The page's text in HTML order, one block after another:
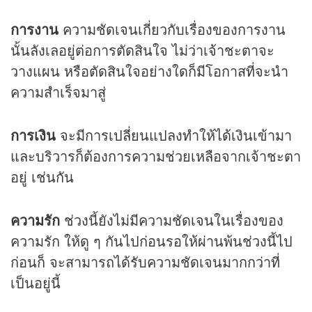
การงาน ความชัดเจนเกี่ยวกับเรื่องของการงาน
นั้นลังเลอยู่ต่อการตัดสินใจ ไม่ว่าเจ้าชะตาจะ
วางแผน หรือตัดสินใจอย่างใดก็มีโอกาสที่จะนำ
ความสำเร็จมาสู่
การเงิน จะมีการเปลี่ยนแปลงทำให้ได้เงินเข้ามา
และบริวารก็ต้องการความช่วยเหลือจากเจ้าชะตา
อยู่ เช่นกัน
ความรัก ช่วงนี้ยังไม่มีความชัดเจนในเรื่องของ
ความรัก ให้ดู ๆ กันไปก่อนรอให้ผ่านพ้นช่วงนี้ไป
ก่อนก็ จะสามารถได้รับความชัดเจนมากกว่าที่
เป็นอยู่นี้